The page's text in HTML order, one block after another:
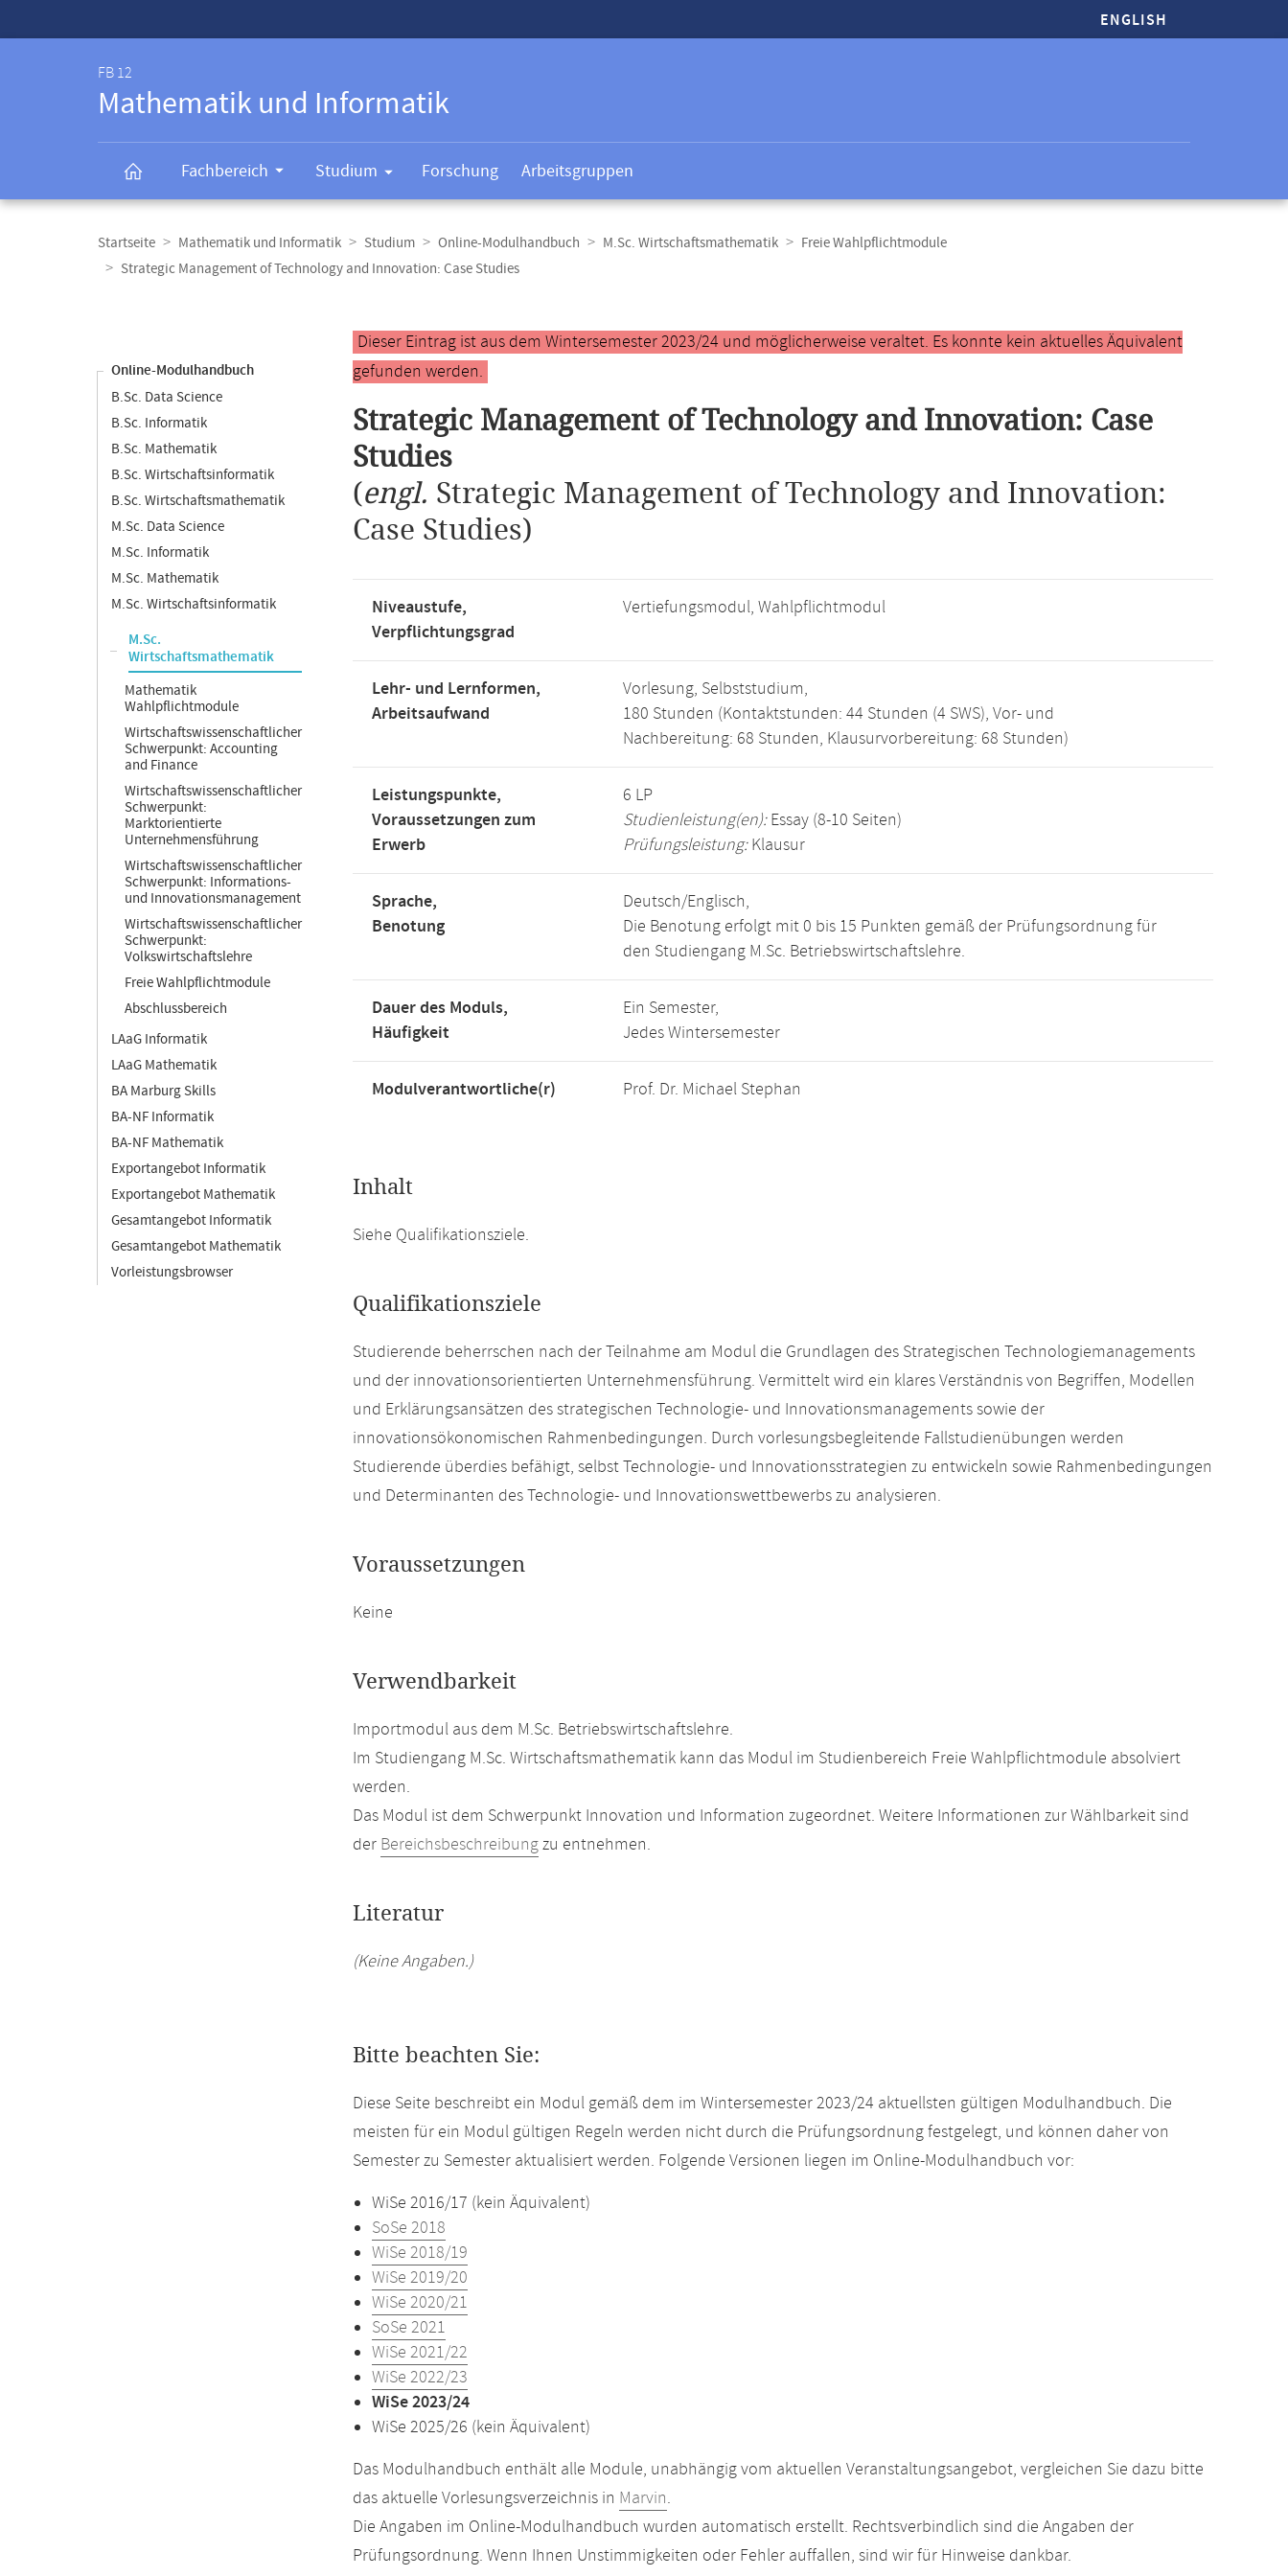
ENGLISH
FB 12
Mathematik und Informatik
Fachbereich Studium Forschung Arbeitsgruppen
Navigation
Startseite Mathematik und Informatik Studium Online-Modulhandbuch M.Sc. Wirtschaftsmathematik
Freie Wahlpflichtmodule
Strategic Management of Technology and Innovation: Case Studies
Online-Modulhandbuch
B.Sc. Data Science
B.Sc. Informatik
B.Sc. Mathematik
B.Sc. Wirtschaftsinformatik
B.Sc. Wirtschaftsmathematik
M.Sc. Data Science
M.Sc. Informatik
M.Sc. Mathematik
M.Sc. Wirtschaftsinformatik
M.Sc.
Wirtschaftsmathematik
Mathematik
Wahlpflichtmodule
Wirtschaftswissenschaftlicher
Schwerpunkt: Accounting
and Finance
Wirtschaftswissenschaftlicher
Schwerpunkt:
Marktorientierte
Unternehmensführung
Wirtschaftswissenschaftlicher
Schwerpunkt: Informations-
und Innovationsmanagement
Wirtschaftswissenschaftlicher
Schwerpunkt:
Volkswirtschaftslehre
Freie Wahlpflichtmodule
Abschlussbereich
LAaG Informatik
LAaG Mathematik
BA Marburg Skills
BA-NF Informatik
BA-NF Mathematik
Exportangebot Informatik
Exportangebot Mathematik
Gesamtangebot Informatik
Gesamtangebot Mathematik
Vorleistungsbrowser
Hauptinhalt
Dieser Eintrag ist aus dem Wintersemester 2023/24 und möglicherweise veraltet. Es konnte kein aktuelles Äquivalent
gefunden werden.
Strategic Management of Technology and Innovation: Case
Studies
(engl. Strategic Management of Technology and Innovation:
Case Studies)
Niveaustufe,
Verpflichtungsgrad
Vertiefungsmodul, Wahlpflichtmodul
Lehr- und Lernformen,
Arbeitsaufwand
Vorlesung, Selbststudium,
180 Stunden (Kontaktstunden: 44 Stunden (4 SWS), Vor- und
Nachbereitung: 68 Stunden, Klausurvorbereitung: 68 Stunden)
Leistungspunkte,
Voraussetzungen zum
Erwerb
6 LP
Studienleistung(en):Essay (8-10 Seiten)
Prüfungsleistung:Klausur
Sprache,
Benotung
Deutsch/Englisch,
Die Benotung erfolgt mit 0 bis 15 Punkten gemäß der Prüfungsordnung für
den Studiengang M.Sc. Betriebswirtschaftslehre.
Dauer des Moduls,
Häufigkeit
Ein Semester,
Jedes Wintersemester
Modulverantwortliche(r) Prof. Dr. Michael Stephan
Inhalt
Siehe Qualifikationsziele.
Qualifikationsziele
Studierende beherrschen nach der Teilnahme am Modul die Grundlagen des Strategischen Technologiemanagements
und der innovationsorientierten Unternehmensführung. Vermittelt wird ein klares Verständnis von Begriffen, Modellen
und Erklärungsansätzen des strategischen Technologie- und Innovationsmanagements sowie der
innovationsökonomischen Rahmenbedingungen. Durch vorlesungsbegleitende Fallstudienübungen werden
Studierende überdies befähigt, selbst Technologie- und Innovationsstrategien zu entwickeln sowie Rahmenbedingungen
und Determinanten des Technologie- und Innovationswettbewerbs zu analysieren.
Voraussetzungen
Keine
Verwendbarkeit
Importmodul aus dem M.Sc. Betriebswirtschaftslehre.
Im Studiengang M.Sc. Wirtschaftsmathematik kann das Modul im Studienbereich Freie Wahlpflichtmodule absolviert
werden.
Das Modul ist dem Schwerpunkt Innovation und Information zugeordnet. Weitere Informationen zur Wählbarkeit sind
der Bereichsbeschreibungzu entnehmen.
Literatur
(Keine Angaben.)
Bitte beachten Sie:
Diese Seite beschreibt ein Modul gemäß dem im Wintersemester 2023/24 aktuellsten gültigen Modulhandbuch. Die
meisten für ein Modul gültigen Regeln werden nicht durch die Prüfungsordnung festgelegt, und können daher von
Semester zu Semester aktualisiert werden. Folgende Versionen liegen im Online-Modulhandbuch vor:
WiSe 2016/17 (kein Äquivalent)
SoSe 2018
WiSe 2018/19
WiSe 2019/20
WiSe 2020/21
SoSe 2021
WiSe 2021/22
WiSe 2022/23
WiSe 2023/24
WiSe 2025/26 (kein Äquivalent)
Das Modulhandbuch enthält alle Module, unabhängig vom aktuellen Veranstaltungsangebot, vergleichen Sie dazu bitte
das aktuelle Vorlesungsverzeichnis in Marvin.
Die Angaben im Online-Modulhandbuch wurden automatisch erstellt. Rechtsverbindlich sind die Angaben der
Prüfungsordnung. Wenn Ihnen Unstimmigkeiten oder Fehler auffallen, sind wir für Hinweise dankbar.